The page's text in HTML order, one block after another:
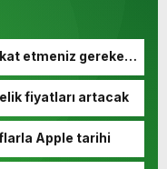
etmeniz gereken
fiyatları artacak
Apple tarihi